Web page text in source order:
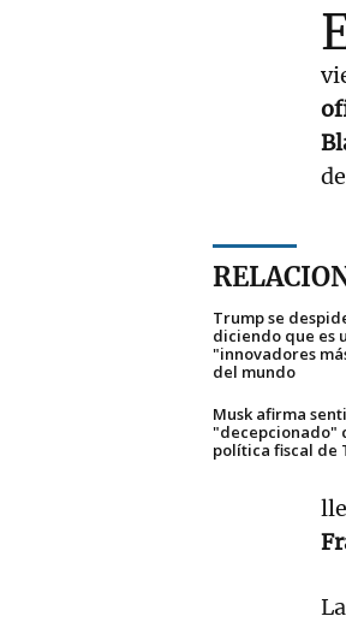
Trump se
diciendo que es
"innovadores
del mundo
Musk afirma
"decepcionado"
política fiscal de